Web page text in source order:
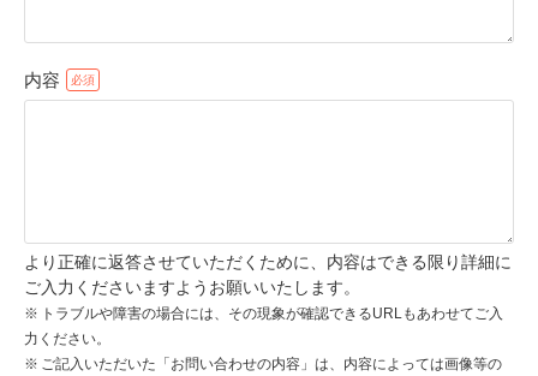
内容
より正確に返答させていただくために、内容はできる限り詳細に
ご入力くださいますようお願いいたします。
トラブルや障害の場合には、その現象が確認できるURLもあわせてご入
力ください。
ご記入いただいた「お問い合わせの内容」は、内容によっては画像等の